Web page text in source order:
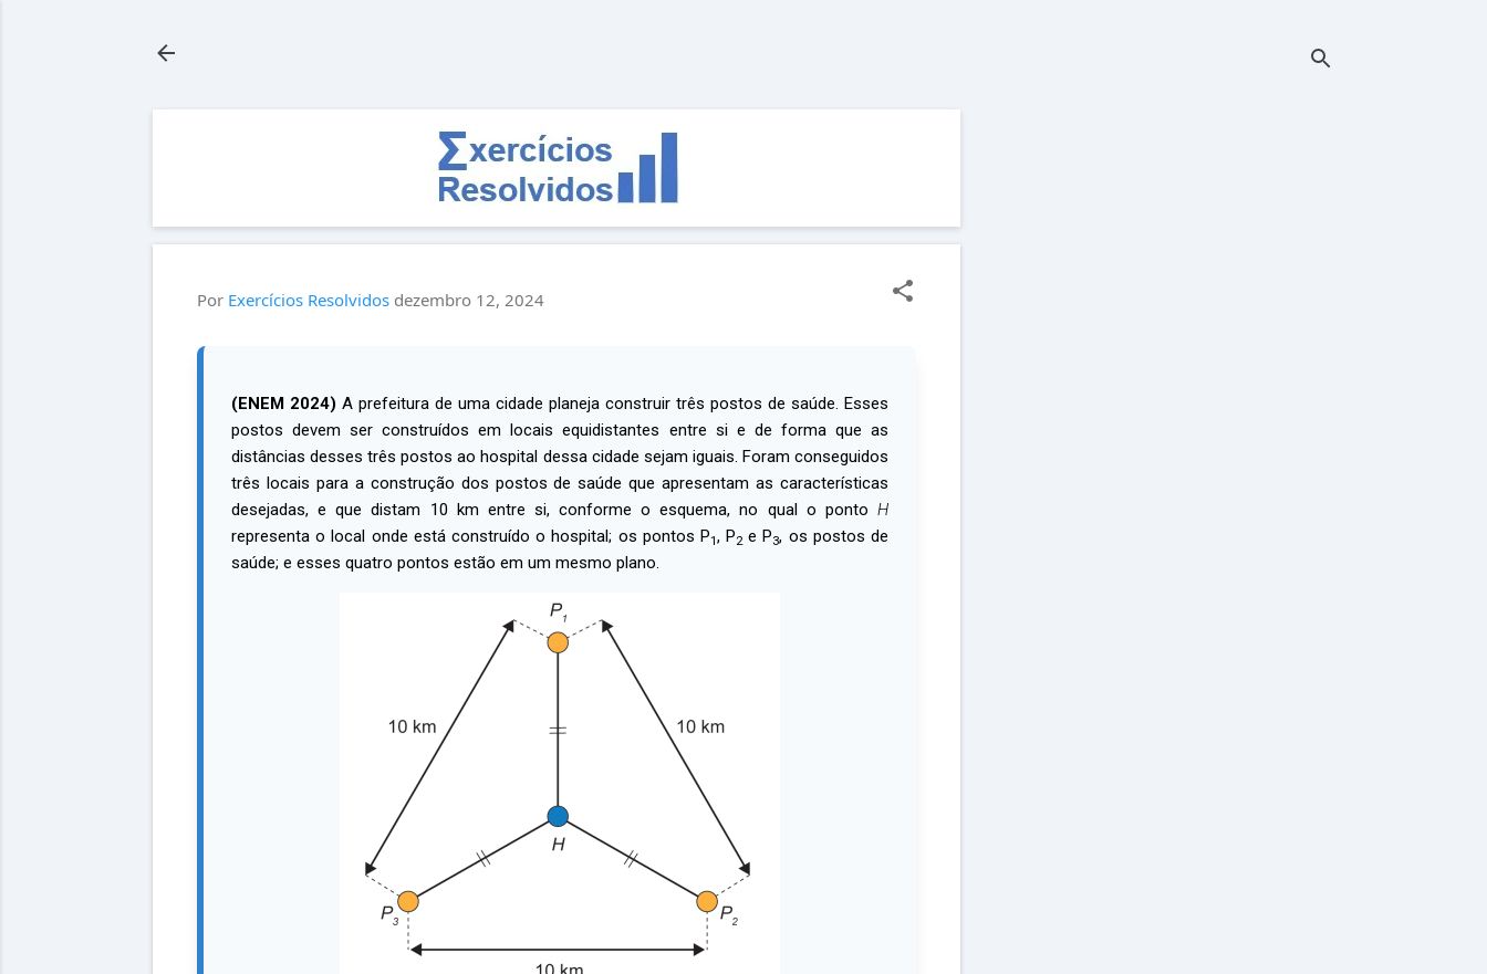
Por Exercícios Resolvidos dezembro 12, 2024
(ENEM 2024) A prefeitura de uma cidade planeja construir três postos de saúde. Esses
postos devem ser construídos em locais equidistantes entre si e de forma que as
distâncias desses três postos ao hospital dessa cidade sejam iguais. Foram conseguidos
três locais para a construção dos postos de saúde que apresentam as características
desejadas, e que distam 10 km entre si, conforme o esquema, no qual o ponto H
representa o local onde está construído o hospital; os pontos P1, P2 e P3, os postos de
saúde; e esses quatro pontos estão em um mesmo plano.